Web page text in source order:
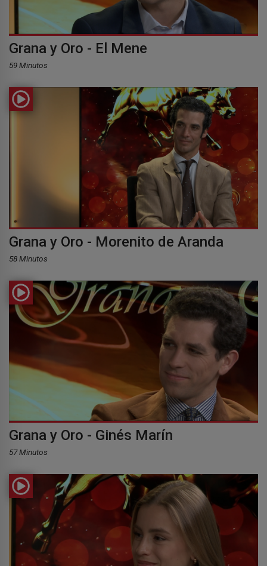
Grana y Oro - El Mene
59 Minutos
Grana y Oro - Morenito de Aranda
58 Minutos
Grana y Oro - Ginés Marín
57 Minutos